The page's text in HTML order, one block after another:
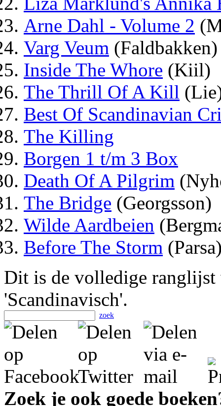
Arne Dahl - Volume 2
Varg Veum (Faldbakken)
Inside The Whore (Kiil)
The Thrill Of A Kill
Best Of Scandinavian
The Killing
Borgen 1 t/m 3 Box
Death Of A Pilgrim
The Bridge (Georgsson)
Wilde Aardbeien
Before The Storm
Dit is de volledige
'Scandinavisch'.
zoek
Zoek je ook goede